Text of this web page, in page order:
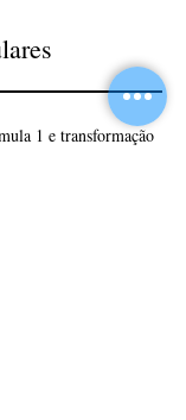
1 e transformação